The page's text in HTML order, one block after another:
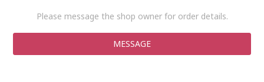
Please message the shop owner for order details.
MESSAGE